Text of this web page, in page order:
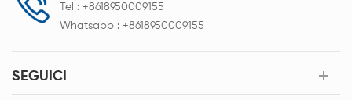
Tel : +8618950009155
Whatsapp : +8618950009155
SEGUICI